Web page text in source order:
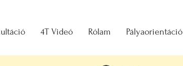
4T Videó Rólam Pályaorientáció